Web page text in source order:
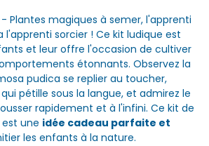
Plantes magiques à semer, l'apprenti
l'apprenti sorcier ! Ce kit ludique est
et leur offre l'occasion de cultiver
étonnants. Observez la
pudica se replier au toucher,
pétille sous la langue, et admirez le
rapidement et à l'infini. Ce kit de
une idée cadeau parfaite et
les enfants à la nature.